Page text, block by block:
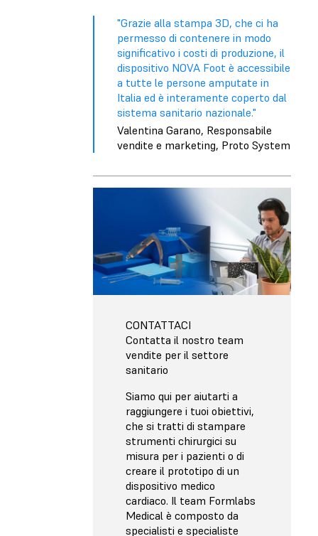
"Grazie alla stampa 3D, che ci ha
permesso di contenere in modo
significativo i costi di produzione, il
dispositivo NOVA Foot è accessibile
a tutte le persone amputate in
Italia ed è interamente coperto dal
sistema sanitario nazionale."
Valentina Garano, Responsabile
vendite e marketing, Proto System
CONTATTACI
Contatta il nostro team
vendite per il settore
sanitario
Siamo qui per aiutarti a
raggiungere i tuoi obiettivi,
che si tratti di stampare
strumenti chirurgici su
misura per i pazienti o di
creare il prototipo di un
dispositivo medico
cardiaco. Il team Formlabs
Medical è composto da
specialisti e specialiste